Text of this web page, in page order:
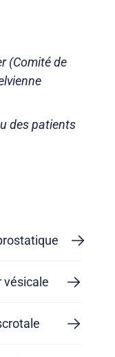
(Comité de
des patients
vésicale